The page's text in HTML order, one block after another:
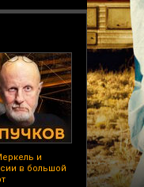
и
в большой